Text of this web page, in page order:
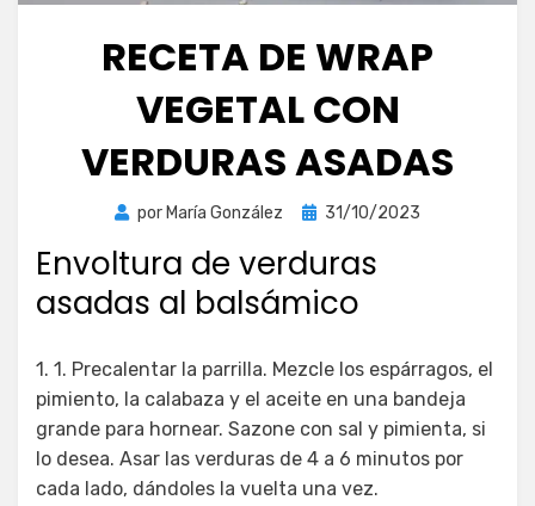
RECETA DE WRAP
VEGETAL CON
VERDURAS ASADAS
por María González
Publicada
31/10/2023
Envoltura de verduras
asadas al balsámico
1. 1. Precalentar la parrilla. Mezcle los espárragos, el
pimiento, la calabaza y el aceite en una bandeja
grande para hornear. Sazone con sal y pimienta, si
lo desea. Asar las verduras de 4 a 6 minutos por
cada lado, dándoles la vuelta una vez.